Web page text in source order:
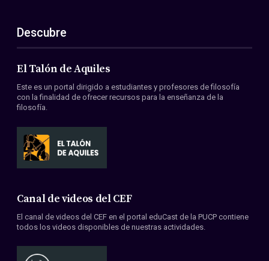
Descubre
El Talón de Aquiles
Este es un portal dirigido a estudiantes y profesores de filosofía
con la finalidad de ofrecer recursos para la enseñanza de la
filosofía.
Canal de videos del CEF
El canal de videos del CEF en el portal eduCast de la PUCP contiene
todos los videos disponibles de nuestras actividades.